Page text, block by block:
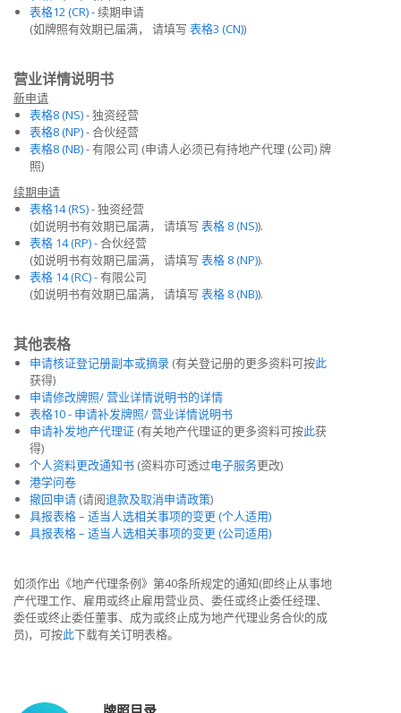
表格12 (CR)- 续期申请
(如牌照有效期已届满， 请填写 表格3 (CN))
营业详情说明书
新申请
表格8 (NS)- 独资经营
表格8 (NP)- 合伙经营
表格8 (NB)- 有限公司 (申请人必须已有持地产代理 (公司) 牌
照)
续期申请
表格14 (RS)- 独资经营
(如说明书有效期已届满， 请填写 表格 8 (NS)).
表格 14 (RP)- 合伙经营
(如说明书有效期已届满， 请填写 表格 8 (NP)).
表格 14 (RC)- 有限公司
(如说明书有效期已届满， 请填写 表格 8 (NB)).
其他表格
申请核证登记册副本或摘录 (有关登记册的更多资料可按此
获得)
申请修改牌照/ 营业详情说明书的详情
表格10 - 申请补发牌照/ 营业详情说明书
申请补发地产代理证 (有关地产代理证的更多资料可按此获
得)
个人资料更改通知书 (资料亦可透过电子服务更改)
港学问卷
撤回申请 (请阅退款及取消申请政策)
具报表格 – 适当人选相关事项的变更 (个人适用)
具报表格 – 适当人选相关事项的变更 (公司适用)
如须作出《地产代理条例》第40条所规定的通知(即终止从事地
产代理工作、雇用或终止雇用营业员、委任或终止委任经理、
委任或终止委任董事、成为或终止成为地产代理业务合伙的成
员)，可按此下载有关订明表格。